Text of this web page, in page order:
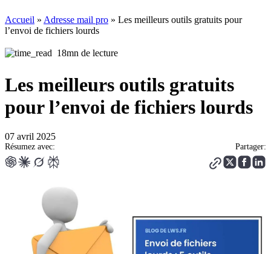
Accueil » Adresse mail pro » Les meilleurs outils gratuits pour
l’envoi de fichiers lourds
18mn de lecture
Les meilleurs outils gratuits
pour l’envoi de fichiers lourds
07 avril 2025
Résumez avec: Partager: